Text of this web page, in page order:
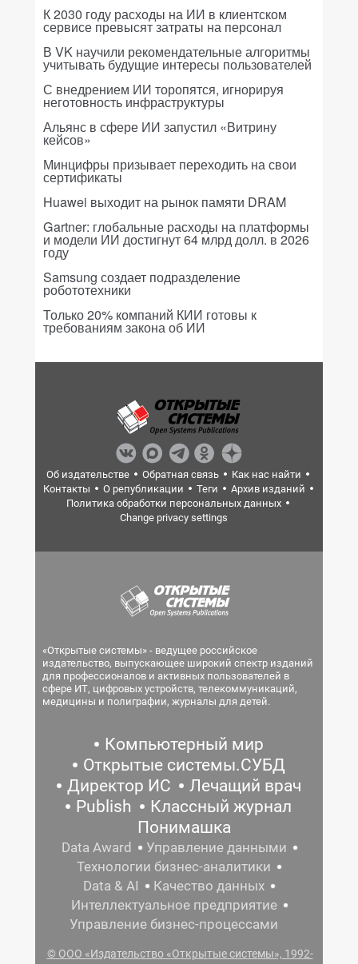
К 2030 году расходы на ИИ в клиентском
сервисе превысят затраты на персонал
В VK научили рекомендательные алгоритмы
учитывать будущие интересы пользователей
С внедрением ИИ торопятся, игнорируя
неготовность инфраструктуры
Альянс в сфере ИИ запустил «Витрину
кейсов»
Минцифры призывает переходить на свои
сертификаты
Huawei выходит на рынок памяти DRAM
Gartner: глобальные расходы на платформы
и модели ИИ достигнут 64 млрд долл. в 2026
году
Samsung создает подразделение
робототехники
Только 20% компаний КИИ готовы к
требованиям закона об ИИ
Об издательстве Обратная связь
Как нас найти
Контакты
О републикации Теги
Архив изданий
Политика обработки персональных данных
Change privacy settings
«Открытые системы» - ведущее российское
издательство, выпускающее широкий спектр изданий
для профессионалов и активных пользователей в
сфере ИТ, цифровых устройств, телекоммуникаций,
медицины и полиграфии, журналы для детей.
Компьютерный мир
Открытые системы.СУБД
Директор ИС
Лечащий врач
Publish
Классный журнал
Понимашка
Data Award
Управление данными
Технологии бизнес-аналитики
Data & AI
Качество данных
Интеллектуальное предприятие
Управление бизнес-процессами
© ООО «Издательство «Открытые системы», 1992-